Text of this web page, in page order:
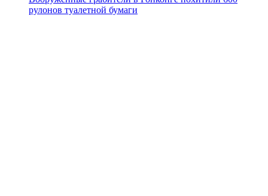
рулонов туалетной бумаги